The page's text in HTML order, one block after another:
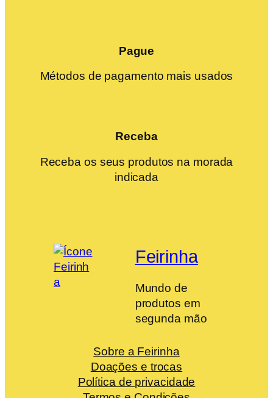
Pague
Métodos de pagamento mais usados
Receba
Receba os seus produtos na morada
indicada
Feirinha
Mundo de
produtos em
segunda mão
Sobre a Feirinha
Doações e trocas
Política de privacidade